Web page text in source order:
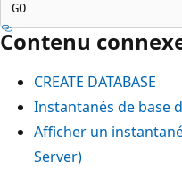
Contenu
CREATE DATABASE
Instantanés de base
Afficher un
Server)